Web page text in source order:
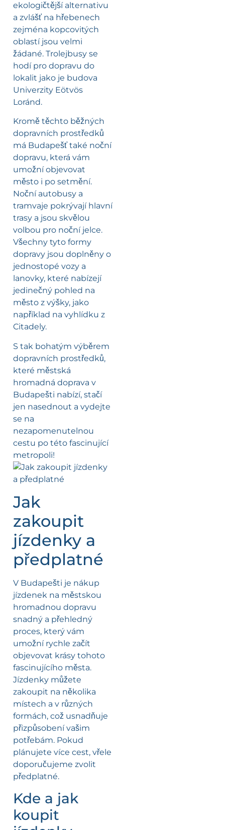
ekologičtější alternativu
a zvlášť na hřebenech
zejména kopcovitých
oblastí jsou velmi
žádané. Trolejbusy se
hodí pro dopravu do
lokalit jako je budova
Univerzity Eötvös
Loránd.
Kromě těchto běžných
dopravních prostředků
má Budapešť také noční
dopravu, která vám
umožní objevovat
město i po setmění.
Noční autobusy a
tramvaje pokrývají hlavní
trasy a jsou skvělou
volbou pro noční jelce.
Všechny tyto formy
dopravy jsou doplněny o
jednostopé vozy a
lanovky, které nabízejí
jedinečný pohled na
město z výšky, jako
například na vyhlídku z
Citadely.
S tak bohatým výběrem
dopravních prostředků,
které městská
hromadná doprava v
Budapešti nabízí, stačí
jen nasednout a vydejte
se na
nezapomenutelnou
cestu po této fascinující
metropoli!
Jak
zakoupit
jízdenky a
předplatné
V Budapešti je nákup
jízdenek na městskou
hromadnou dopravu
snadný a přehledný
proces, který vám
umožní rychle začít
objevovat krásy tohoto
fascinujícího města.
Jízdenky můžete
zakoupit na několika
místech a v různých
formách, což usnadňuje
přizpůsobení vašim
potřebám. Pokud
plánujete více cest, vřele
doporučujeme zvolit
předplatné.
Kde a jak
koupit